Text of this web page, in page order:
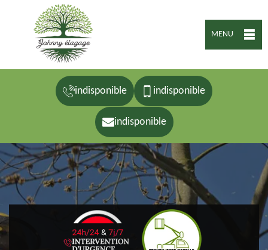
MENU
indisponible indisponible
indisponible